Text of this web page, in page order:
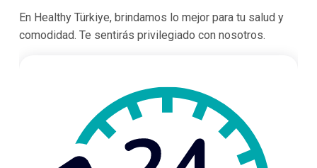
En Healthy Türkiye, brindamos lo mejor para tu salud y
comodidad. Te sentirás privilegiado con nosotros.